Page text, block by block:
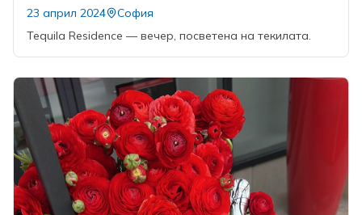
23 април 2024
София
Tequila Residence — вечер, посветена на текилата.